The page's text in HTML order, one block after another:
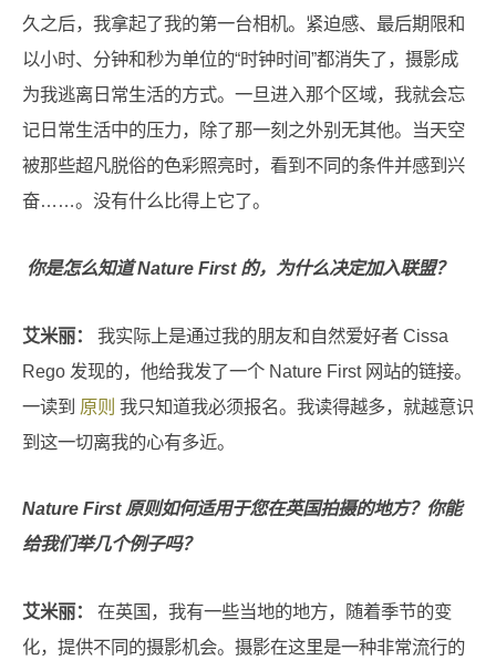
久之后，我拿起了我的第一台相机。紧迫感、最后期限和
以小时、分钟和秒为单位的“时钟时间”都消失了，摄影成
为我逃离日常生活的方式。一旦进入那个区域，我就会忘
记日常生活中的压力，除了那一刻之外别无其他。当天空
被那些超凡脱俗的色彩照亮时，看到不同的条件并感到兴
奋……。没有什么比得上它了。
你是怎么知道 Nature First 的，为什么决定加入联盟？
艾米丽： 我实际上是通过我的朋友和自然爱好者 Cissa
Rego 发现的，他给我发了一个 Nature First 网站的链接。
一读到 原则 我只知道我必须报名。我读得越多，就越意识
到这一切离我的心有多近。
Nature First 原则如何适用于您在英国拍摄的地方？你能
给我们举几个例子吗？
艾米丽： 在英国，我有一些当地的地方，随着季节的变
化，提供不同的摄影机会。摄影在这里是一种非常流行的